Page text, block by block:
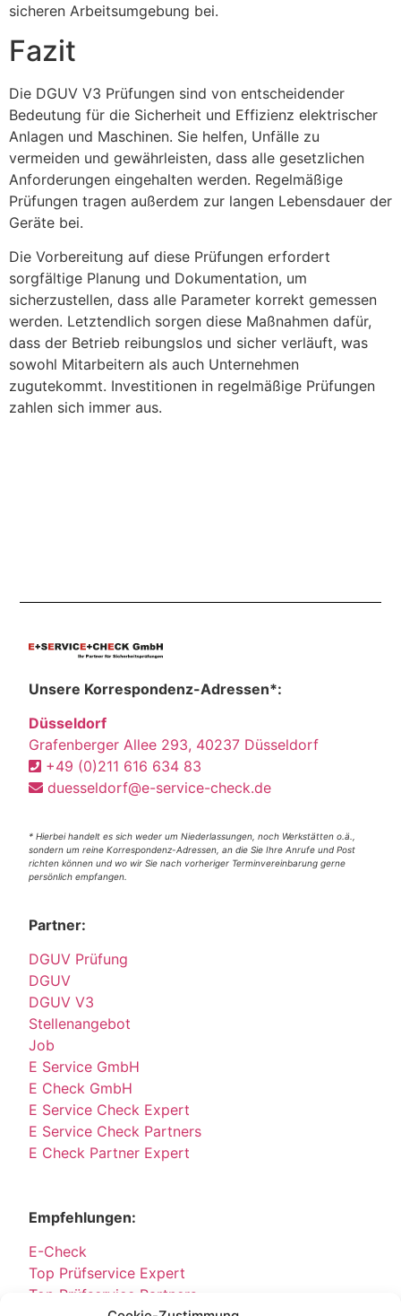
sicheren Arbeitsumgebung bei.
Fazit
Die DGUV V3 Prüfungen sind von entscheidender
Bedeutung für die Sicherheit und Effizienz elektrischer
Anlagen und Maschinen. Sie helfen, Unfälle zu
vermeiden und gewährleisten, dass alle gesetzlichen
Anforderungen eingehalten werden. Regelmäßige
Prüfungen tragen außerdem zur langen Lebensdauer der
Geräte bei.
Die Vorbereitung auf diese Prüfungen erfordert
sorgfältige Planung und Dokumentation, um
sicherzustellen, dass alle Parameter korrekt gemessen
werden. Letztendlich sorgen diese Maßnahmen dafür,
dass der Betrieb reibungslos und sicher verläuft, was
sowohl Mitarbeitern als auch Unternehmen
zugutekommt. Investitionen in regelmäßige Prüfungen
zahlen sich immer aus.
Unsere Korrespondenz-Adressen*:
Düsseldorf
Grafenberger Allee 293, 40237 Düsseldorf
+49 (0)211 616 634 83
duesseldorf@e-service-check.de
* Hierbei handelt es sich weder um Niederlassungen, noch Werkstätten o.ä.,
sondern um reine Korrespondenz-Adressen, an die Sie Ihre Anrufe und Post
richten können und wo wir Sie nach vorheriger Terminvereinbarung gerne
persönlich empfangen.
Partner:
DGUV Prüfung
DGUV
DGUV V3
Stellenangebot
Job
E Service GmbH
E Check GmbH
E Service Check Expert
E Service Check Partners
E Check Partner Expert
Empfehlungen:
E-Check
Top Prüfservice Expert
Top Prüfservice Partners